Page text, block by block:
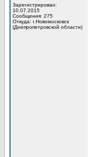
Зарегистрирован:
10.07.2015
Сообщения: 275
Откуда: г.Новомосковск
(Днепропетровской области)